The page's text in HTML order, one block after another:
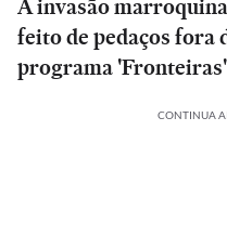
A invasão
feito de pedaços fora
programa 'Fronteiras'
CONTINUA